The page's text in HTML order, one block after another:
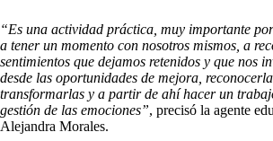
“Es una actividad práctica, muy importante
a tener un momento con nosotros mismos, a
sentimientos que dejamos retenidos y que nos
desde las oportunidades de mejora,
transformarlas y a partir de ahí hacer un
gestión de las emociones”, precisó la agente
Alejandra Morales.